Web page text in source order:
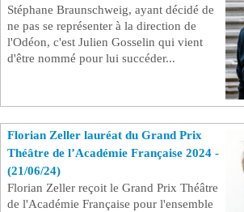
Stéphane Braunschweig, ayant décidé de
ne pas se représenter à la direction de
l'Odéon, c'est Julien Gosselin qui vient
d'être nommé pour lui succéder...
Florian Zeller lauréat du Grand Prix
Théâtre de l’Académie Française 2024 -
(21/06/24)
Florian Zeller reçoit le Grand Prix Théâtre
de l'Académie Française pour l'ensemble